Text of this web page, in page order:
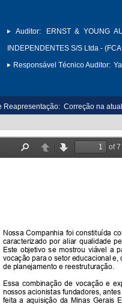
Auditor:
ERNST & YOUNG
INDEPENDENTES S/S Ltda -
Responsável Técnico Auditor:
Reapresentação: Correção na